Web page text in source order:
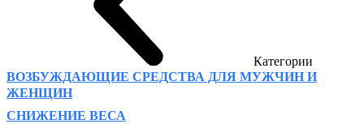
Категории
ВОЗБУЖДАЮЩИЕ СРЕДСТВА ДЛЯ МУЖЧИН И
ЖЕНЩИН
СНИЖЕНИЕ ВЕСА